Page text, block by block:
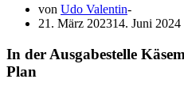
von Udo Valentin
21. März 202314. Juni 2024
In der Ausgabestelle
Plan